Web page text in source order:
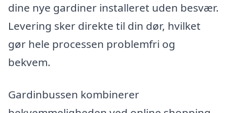
dine nye gardiner installeret uden besvær.
Levering sker direkte til din dør, hvilket
gør hele processen problemfri og
bekvem.
Gardinbussen kombinerer